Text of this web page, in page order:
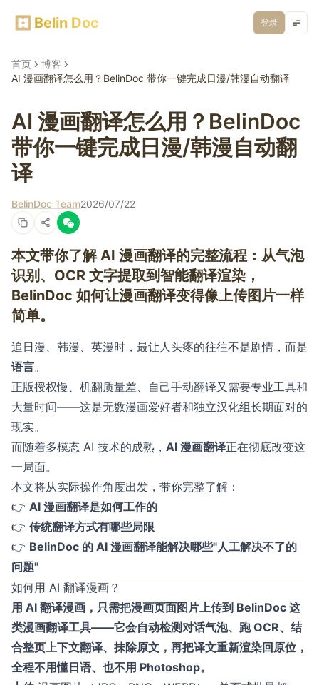
Belin Doc 登录
首页
博客
AI 漫画翻译怎么用？BelinDoc 带你一键完成日漫/韩漫自动翻译
AI 漫画翻译怎么用？BelinDoc
带你一键完成日漫/韩漫自动翻
译
BelinDoc Team2026/07/22
本文带你了解 AI 漫画翻译的完整流程：从气泡
识别、OCR 文字提取到智能翻译渲染，
BelinDoc 如何让漫画翻译变得像上传图片一样
简单。
追日漫、韩漫、英漫时，最让人头疼的往往不是剧情，而是
语言。
正版授权慢、机翻质量差、自己手动翻译又需要专业工具和
大量时间——这是无数漫画爱好者和独立汉化组长期面对的
现实。
而随着多模态 AI 技术的成熟， AI 漫画翻译正在彻底改变这
一局面。
本文将从实际操作角度出发，带你完整了解：
👉 AI 漫画翻译是如何工作的
👉 传统翻译方式有哪些局限
👉 BelinDoc 的 AI 漫画翻译能解决哪些"人工解决不了的
问题"
如何用 AI 翻译漫画？
用 AI 翻译漫画，只需把漫画页面图片上传到 BelinDoc 这
类漫画翻译工具——它会自动检测对话气泡、跑 OCR、结
合整页上下文翻译、抹除原文，再把译文重新渲染回原位，
全程不用懂日语、也不用 Photoshop。